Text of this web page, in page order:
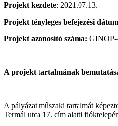
Projekt kezdete: 2021.07.13.
Projekt tényleges befejezési
Projekt azonosító száma: GINOP-
A projekt tartalmának
A pályázat műszaki tartalmát
Termál utca 17. cím alatti